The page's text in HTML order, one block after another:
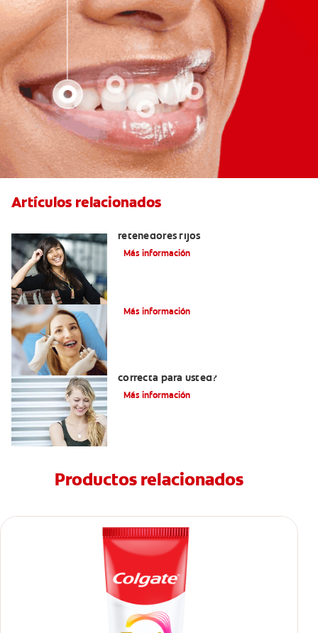
Artículos relacionados
retenedores fijos
Más información
Más información
correcta para usted?
Más información
Productos relacionados